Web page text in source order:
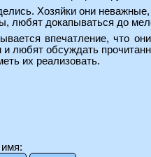
Хозяйки они
любят докапываться до
впечатление, что
любят обсуждать
их реализовать.
имя: